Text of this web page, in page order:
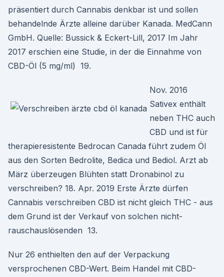
präsentiert durch Cannabis denkbar ist und sollen
behandelnde Ärzte alleine darüber Kanada. MedCann
GmbH. Quelle: Bussick & Eckert-Lill, 2017 Im Jahr
2017 erschien eine Studie, in der die Einnahme von
CBD-Öl (5 mg/ml) 19.
Nov. 2016
Sativex enthält
neben THC auch
CBD und ist für
therapieresistente Bedrocan Canada führt zudem Öl
aus den Sorten Bedrolite, Bedica und Bediol. Arzt ab
März überzeugen Blühten statt Dronabinol zu
verschreiben? 18. Apr. 2019 Erste Ärzte dürfen
Cannabis verschreiben CBD ist nicht gleich THC - aus
dem Grund ist der Verkauf von solchen nicht-
rauschauslösenden 13.
Nur 26 enthielten den auf der Verpackung
versprochenen CBD-Wert. Beim Handel mit CBD-